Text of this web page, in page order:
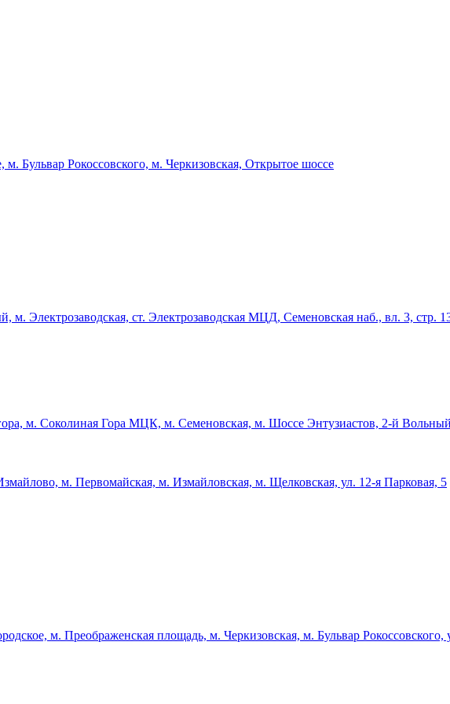
Бульвар Рокоссовского, м. Черкизовская, Открытое шоссе
Электрозаводская, ст. Электрозаводская МЦД, Семеновская наб., вл. 3, стр.
м. Соколиная Гора МЦК, м. Семеновская, м. Шоссе Энтузиастов, 2-й
м. Первомайская, м. Измайловская, м. Щелковская, ул. 12-я Парковая, 5
м. Преображенская площадь, м. Черкизовская, м. Бульвар Рокоссовского,